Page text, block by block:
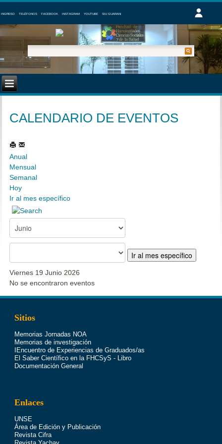
INGRESO TELÉFONOS FACEBOOK INSTAGRAM YOUTUBE SIU GUARANI
CALENDARIO DE EVENTOS
Anual
Mensual
Semanal
Hoy
Ir al mes específico
Ir al mes específico
Viernes 19 Junio 2026
No se encontraron eventos
Sitios
Memorias Jornadas NOA
Memorias de investigación
IEncuentro de Experiencias de Graduados/as
El Saber Científico en la FHCSyS - Libro
Documentación General
Enlaces
UNSE
Área de Edición y Publicación
Revista Cifra